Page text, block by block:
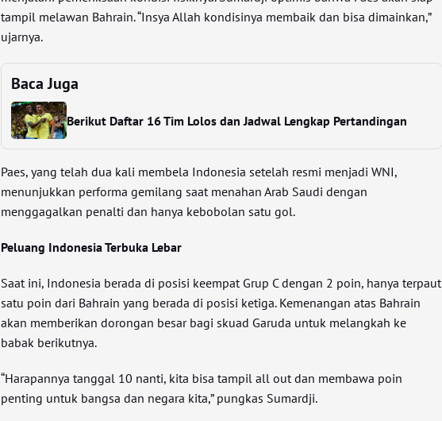
tampil melawan Bahrain. “Insya Allah kondisinya membaik dan bisa dimainkan,”
ujarnya.
Baca Juga
Berikut Daftar 16 Tim Lolos dan Jadwal Lengkap Pertandingan
Paes, yang telah dua kali membela Indonesia setelah resmi menjadi WNI,
menunjukkan performa gemilang saat menahan Arab Saudi dengan
menggagalkan penalti dan hanya kebobolan satu gol.
Peluang Indonesia Terbuka Lebar
Saat ini, Indonesia berada di posisi keempat Grup C dengan 2 poin, hanya terpaut
satu poin dari Bahrain yang berada di posisi ketiga. Kemenangan atas Bahrain
akan memberikan dorongan besar bagi skuad Garuda untuk melangkah ke
babak berikutnya.
“Harapannya tanggal 10 nanti, kita bisa tampil all out dan membawa poin
penting untuk bangsa dan negara kita,” pungkas Sumardji.